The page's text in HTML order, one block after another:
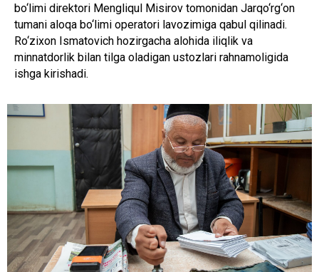
bo‘limi direktori Mengliqul Misirov tomonidan Jarqo‘rg‘on
tumani aloqa bo‘limi operatori lavozimiga qabul qilinadi.
Ro‘zixon Ismatovich hozirgacha alohida iliqlik va
minnatdorlik bilan tilga oladigan ustozlari rahnamoligida
ishga kirishadi.